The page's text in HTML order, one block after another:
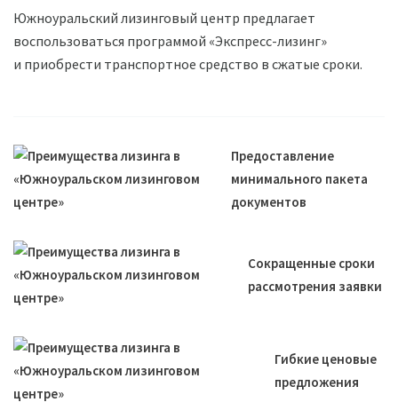
Южноуральский лизинговый центр предлагает
воспользоваться программой «Экспресс-лизинг»
и приобрести транспортное средство в сжатые сроки.
Предоставление
минимального пакета
документов
Сокращенные сроки
рассмотрения заявки
Гибкие ценовые
предложения